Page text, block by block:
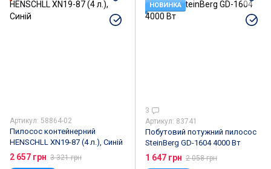
Артикул: 58864-02
Пилосос контейнерний
HENSCHLL XN19-87 (4 л.), Синій
2 657 грн 3 321 грн
НОВИНКА
3
Артикул: 83741
Побутовий потужний пилосос
SteinBerg GD-1604 4000 Вт
1 647 грн 2 058 грн